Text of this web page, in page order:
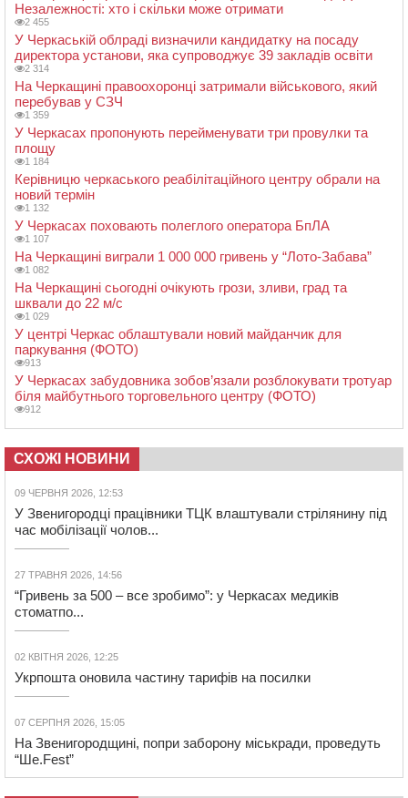
Незалежності: хто і скільки може отримати
2 455
У Черкаській облраді визначили кандидатку на посаду
директора установи, яка супроводжує 39 закладів освіти
2 314
На Черкащині правоохоронці затримали військового, який
перебував у СЗЧ
1 359
У Черкасах пропонують перейменувати три провулки та
площу
1 184
Керівницю черкаського реабілітаційного центру обрали на
новий термін
1 132
У Черкасах поховають полеглого оператора БпЛА
1 107
На Черкащині виграли 1 000 000 гривень у “Лото-Забава”
1 082
На Черкащині сьогодні очікують грози, зливи, град та
шквали до 22 м/с
1 029
У центрі Черкас облаштували новий майданчик для
паркування (ФОТО)
913
У Черкасах забудовника зобов’язали розблокувати тротуар
біля майбутнього торговельного центру (ФОТО)
912
СХОЖІ НОВИНИ
09 ЧЕРВНЯ 2026, 12:53
У Звенигородці працівники ТЦК влаштували стрілянину під
час мобілізації чолов...
27 ТРАВНЯ 2026, 14:56
“Гривень за 500 – все зробимо”: у Черкасах медиків
стоматпо...
02 КВІТНЯ 2026, 12:25
Укрпошта оновила частину тарифів на посилки
07 СЕРПНЯ 2026, 15:05
На Звенигородщині, попри заборону міськради, проведуть
“Ше.Fest”